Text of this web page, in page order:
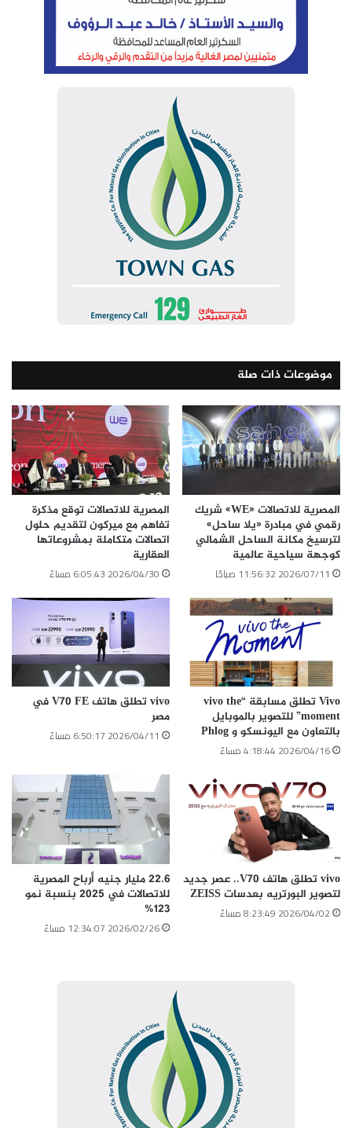
مستخدمي الانترنت لافتا إلى تزايد اعتماد المواطنين على
الآليات الرقمية فى التعلم والعمل خاصة خلال العام الأخير
مع ظهور جائحة كورونا.
وذكر التقرير أنه يتم حساب المؤشر بناءً على مجموع
النقاط فى أربعة أبعاد رئيسية للشمول الرقمى
واستقرت فى بُعد واحد؛ حيث تقدمت مصر فى بُعد الإتاحة
الرقمية الذى يقيس مدى قدرة الأفراد على الوصول إلى
نقطة فى بُعد السياسات الرقمية الذى يقيس مرونة
إجراءات الثقة والأمان وسياسات الاستخدام والخصوصية.
كما تقدم ترتيب مصر فى بُعد القدرة المالية الرقمية
للأفراد الذى يحدد قدرتهم على شراء الأجهزة الحديثة
استقر عدد نقاط بُعد الاستعداد الرقمى أى العلاقة بين
مجموع 56 نقطة.
الوسوم التحول الرقمى الشمول الرقمى وزير الاتصالات
نسخ الرابط
موضوعات ذات صلة
المصرية للاتصالات «WE» شريك
رقمي في مبادرة «يلا ساحل»
لترسيخ مكانة الساحل الشمالي
كوجهة سياحية عالمية
2026/07/11 11:56:32 صباحًا
المصرية للاتصالات توقع مذكرة
تفاهم مع ميركون لتقديم حلول
اتصالات متكاملة بمشروعاتها
العقارية
2026/04/30 6:05:43 مساءً
Vivo تطلق مسابقة “vivo the
moment” للتصوير بالموبايل
بالتعاون مع اليونسكو و Phlog
2026/04/16 4:18:44 مساءً
vivo تطلق هاتف V70 FE في
مصر
2026/04/11 6:50:17 مساءً
vivo تطلق هاتف V70.. عصر جديد
لتصوير البورتريه بعدسات ZEISS
2026/04/02 8:23:49 مساءً
22.6 مليار جنيه أرباح المصرية
للاتصالات في 2025 بنسبة نمو
123%
2026/02/26 12:34:07 مساءً